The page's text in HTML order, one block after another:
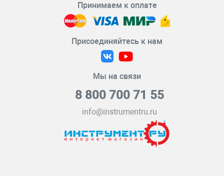
Принимаем к оплате
Присоединяйтесь к нам
Мы на связи
8 800 700 71 55
info@instrumentru.ru